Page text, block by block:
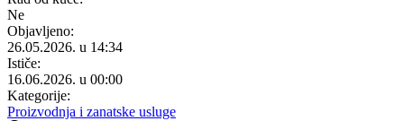
Ne
Objavljeno:
26.05.2026. u 14:34
Ističe:
16.06.2026. u 00:00
Kategorije:
Proizvodnja i zanatske usluge